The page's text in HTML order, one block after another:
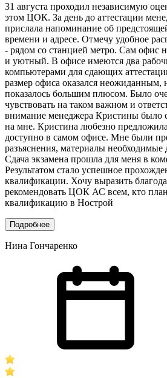
31 августа проходил независимую
этом ЦОК. За день до аттестации
прислала напоминание об
времени и адресе. Отмечу удобное
- рядом со станцией метро. Сам офис
и уютный. В офисе имеются два
компьютерами для сдающих
размер офиса оказался неожиданным,
показалось большим плюсом. Было
чувствовать на таком важном и
внимание менеджера Кристины было
на мне. Кристина любезно
доступно в самом офисе. Мне были
разъяснения, материалы необходимые
Сдача экзамена прошла для меня в
Результатом стало успешное
квалификации. Хочу выразить
рекомендовать ЦОК АС всем, кто
квалификацию в Нострой
Подробнее
Нина Гончаренко